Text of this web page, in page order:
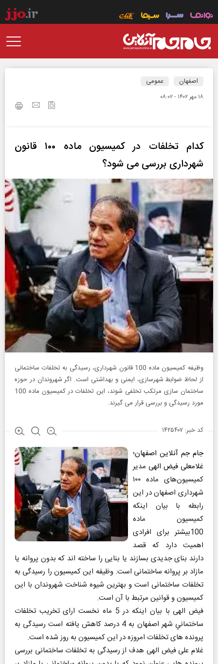
اصفهان عمومی
۱۸ مهر ۱۴۰۲ - ۰۸:۰۲
کدام تخلفات در کمیسیون ماده ۱۰۰ قانون
شهرداری بررسی می شود؟
وظیفه کمیسیون ماده 100 قانون شهرداری، رسیدگی به تخلفات ساختمانی
از لحاظ ضوابط شهرسازی، ایمنی و بهداشتی است. اگر شهروندان در حوزه
ساختمان سازی مرتکب تخلفی شوند، این تخلفات در کمیسیون ماده 100
مورد رسیدگی و بررسی قرار می گیرند.
کد خبر: ۱۴۲۵۴۰۷
جام جم آنلاین اصفهان؛
غلامعلی فیض الهی مدیر
کمیسیون‌های ماده ۱۰۰
شهرداری اصفهان در این
رابطه با بیان اینکه
کمیسیون ماده
100بیشتر برای افرادی
اهمیت دارد که قصد
دارند بنای جدیدی بسازند یا بنایی را ساخته اند که بدون پروانه یا
مازاد بر پروانه ساختمانی است. وظیفه این کمیسیون را رسیدگی به
تخلفات ساختمانی است و بهترین شیوه شناخت شهروندان با این
کمیسیون و قوانین مرتبط با آن است.
فیض الهی با بیان اینکه در 5 ماه نخست ارای تخریب تخلفات
ساختماني شهر اصفهان به 4 درصد كاهش يافته است رسیدگی به
پرونده های تخلفات امروزه در این کمیسیون به روز شده است.
غلام علی فیض الهی هدف از رسیدگی به تخلفات ساختمانی بررسی